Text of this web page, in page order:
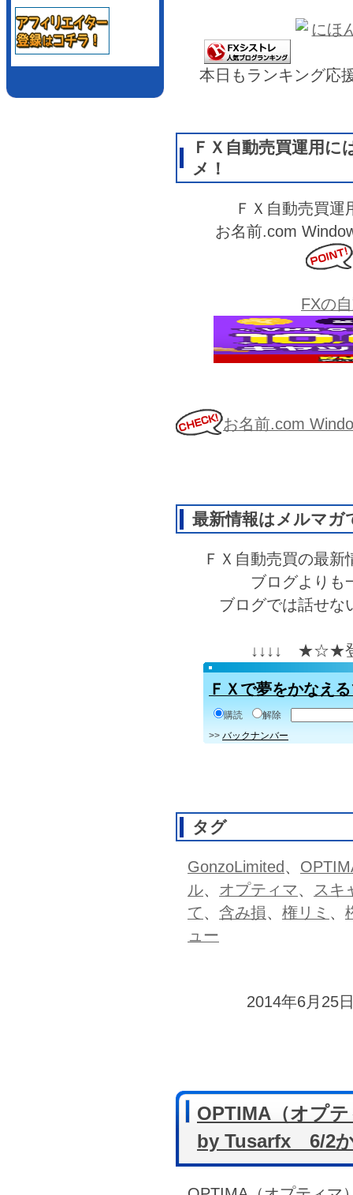
本日もランキング応
ＦＸ自動売買運用
メ！
ＦＸ自動売買
お名前.com
FXの
お名前.com
最新情報はメルマガ
ＦＸ自動売買の最
ブログよりも
ブログでは話せな
↓↓↓↓ ★☆★
ＦＸで夢をかなえ
購読
解除
>> バックナンバー
タグ
GonzoLimited 、
ル、 オプティマ、
スキ
て、 含み損、 権リミ 、
ュー
2014年6月25
OPTIMA（オプ
by Tusarfx 6/2